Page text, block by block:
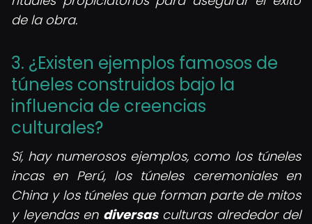
de la obra.
3. ¿Existen ejemplos famosos de
túneles construidos bajo la
influencia de creencias
culturales?
Sí, hay numerosos ejemplos, como los túneles
incas en Perú, los túneles ceremoniales en
China y los túneles que forman parte de mitos
y leyendas en diversasculturas alrededor del